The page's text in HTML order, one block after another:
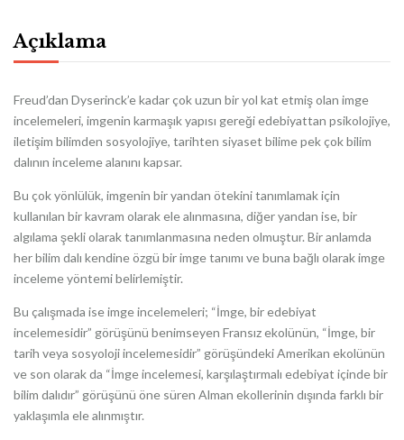
Açıklama
Freud’dan Dyserinck’e kadar çok uzun bir yol kat etmiş olan imge
incelemeleri, imgenin karmaşık yapısı gereği edebiyattan psikolojiye,
iletişim bilimden sosyolojiye, tarihten siyaset bilime pek çok bilim
dalının inceleme alanını kapsar.
Bu çok yönlülük, imgenin bir yandan ötekini tanımlamak için
kullanılan bir kavram olarak ele alınmasına, diğer yandan ise, bir
algılama şekli olarak tanımlanmasına neden olmuştur. Bir anlamda
her bilim dalı kendine özgü bir imge tanımı ve buna bağlı olarak imge
inceleme yöntemi belirlemiştir.
Bu çalışmada ise imge incelemeleri; “İmge, bir edebiyat
incelemesidir” görüşünü benimseyen Fransız ekolünün, “İmge, bir
tarih veya sosyoloji incelemesidir” görüşündeki Amerikan ekolünün
ve son olarak da “İmge incelemesi, karşılaştırmalı edebiyat içinde bir
bilim dalıdır” görüşünü öne süren Alman ekollerinin dışında farklı bir
yaklaşımla ele alınmıştır.